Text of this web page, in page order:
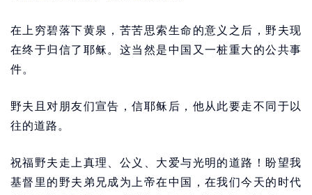
在上穷碧落下黄泉，苦苦思索生命的意义之后，野夫现
在终于归信了耶稣。这当然是中国又一桩重大的公共事
件。
野夫且对朋友们宣告，信耶稣后，他从此要走不同于以
往的道路。
祝福野夫走上真理、公义、大爱与光明的道路！盼望我
基督里的野夫弟兄成为上帝在中国，在我们今天的时代